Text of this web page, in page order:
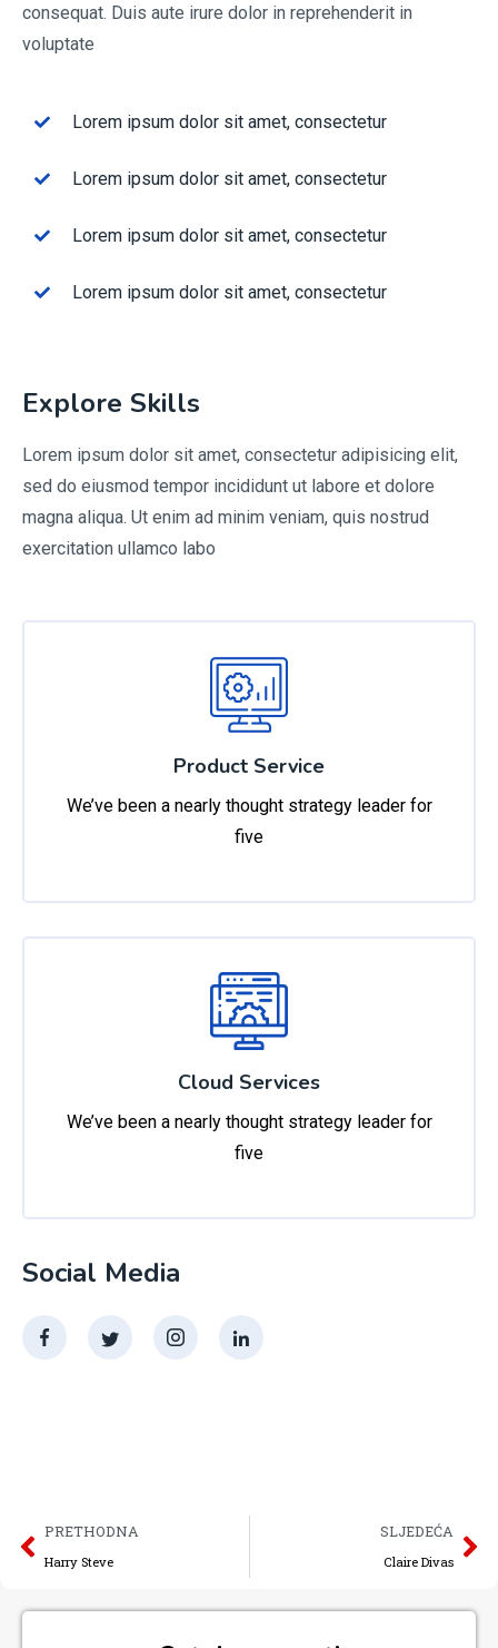
consequat. Duis aute irure dolor in reprehenderit in
voluptate
Lorem ipsum dolor sit amet, consectetur
Lorem ipsum dolor sit amet, consectetur
Lorem ipsum dolor sit amet, consectetur
Lorem ipsum dolor sit amet, consectetur
Explore Skills
Lorem ipsum dolor sit amet, consectetur adipisicing elit,
sed do eiusmod tempor incididunt ut labore et dolore
magna aliqua. Ut enim ad minim veniam, quis nostrud
exercitation ullamco labo
Product Service
We’ve been a nearly thought strategy leader for
five
Cloud Services
We’ve been a nearly thought strategy leader for
five
Social Media
PRETHODNA
Harry Steve
SLJEDEĆA
Claire Divas